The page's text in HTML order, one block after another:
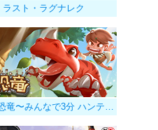
ラスト・ラグナレク
ぼくと恐竜〜みんなで3分 ハンティング放置〜